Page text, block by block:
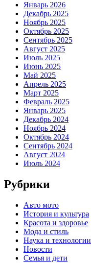
Январь 2026
Декабрь 2025
Ноябрь 2025
Октябрь 2025
Сентябрь 2025
Август 2025
Июль 2025
Июнь 2025
Май 2025
Апрель 2025
Март 2025
Февраль 2025
Январь 2025
Декабрь 2024
Ноябрь 2024
Октябрь 2024
Сентябрь 2024
Август 2024
Июль 2024
Рубрики
Авто мото
История и культура
Красота и здоровье
Мода и стиль
Наука и технологии
Новости
Семья и дети